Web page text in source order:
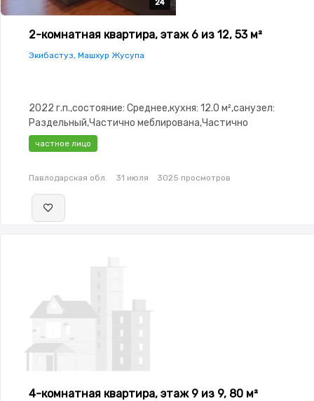
24
24
24
24
24
2-комнатная квартира, этаж 6 из 12, 53 м²
Экибастуз, Машхур Жусупа
2022 г.п.,состояние: Среднее,кухня: 12.0 м²,санузел:
Раздельный,Частично меблирована,Частично
меблирована,Домофон,Видеонаблюдение,Пластиковые
окна,Неугловая,Улучшенная,Комнаты изолированы,Новая
частное лицо
Павлодарская обл. 31 июля 3025 просмотров
4-комнатная квартира, этаж 9 из 9, 80 м²